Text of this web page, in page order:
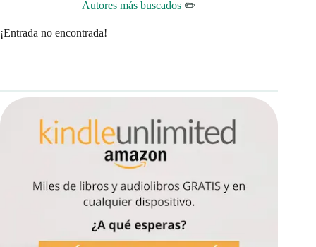
Autores más buscados ✏️
¡Entrada no encontrada!